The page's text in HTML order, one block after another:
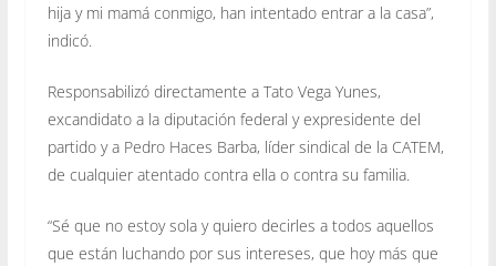
hija y mi mamá conmigo, han intentado entrar a la casa”,
indicó.
Responsabilizó directamente a Tato Vega Yunes,
excandidato a la diputación federal y expresidente del
partido y a Pedro Haces Barba, líder sindical de la CATEM,
de cualquier atentado contra ella o contra su familia.
“Sé que no estoy sola y quiero decirles a todos aquellos
que están luchando por sus intereses, que hoy más que